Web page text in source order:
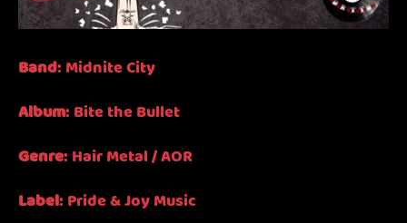
Band: MidniteCity
Album: BitetheBullet
Genre: HairMetal/ AOR
Label: Pride & Joy Music